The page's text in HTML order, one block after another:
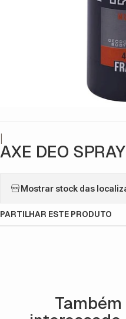
AXE DEO
Mostrar stock das
PARTILHAR ESTE PRODUTO